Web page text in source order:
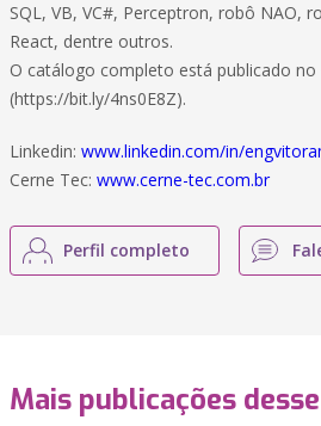
SQL, VB, VC#, Perceptron, robô NAO,
React, dentre outros.
O catálogo completo está publicado no
(https://bit.ly/4ns0E8Z).
Linkedin: www.linkedin.com/in/
Cerne Tec: www.cerne-tec.com.br
Perfil completo
Mais publicações